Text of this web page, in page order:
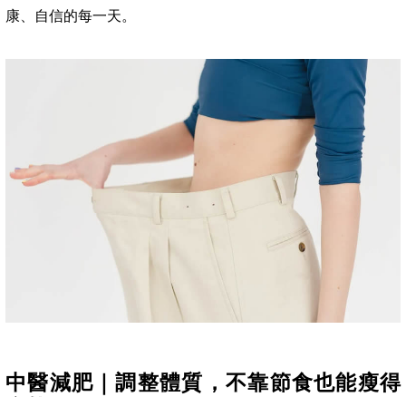
康、自信的每一天。
中醫減肥｜調整體質，不靠節食也能瘦得